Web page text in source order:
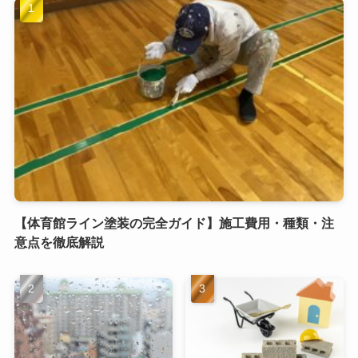
【体育館ライン塗装の完全ガイド】施工費用・種類・注
意点を徹底解説